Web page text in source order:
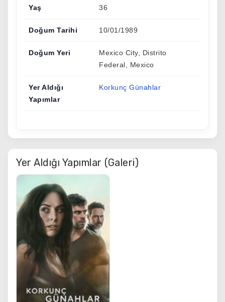
Yaş 36
Doğum Tarihi 10/01/1989
Doğum Yeri
Mexico City, Distrito
Federal, Mexico
Yer Aldığı
Yapımlar
Korkunç Günahlar
Yer Aldığı Yapımlar (Galeri)